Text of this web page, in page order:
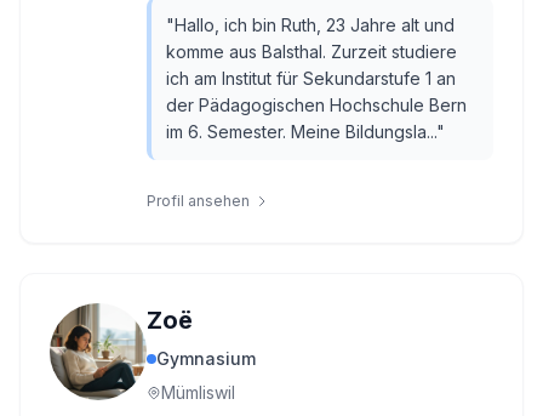
"Hallo, ich bin Ruth, 23 Jahre alt und
komme aus Balsthal. Zurzeit studiere
ich am Institut für Sekundarstufe 1 an
der Pädagogischen Hochschule Bern
im 6. Semester. Meine Bildungsla..."
Profil ansehen
Zoë
Gymnasium
Mümliswil